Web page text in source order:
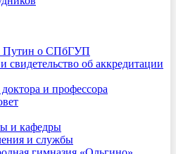
Путин о СПбГУП
свидетельство об аккредитации
и профессора
и кафедры
и службы